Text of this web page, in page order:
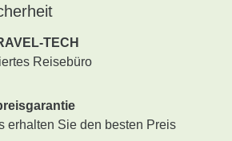
TECH
Reisebüro
erhalten Sie den besten Preis